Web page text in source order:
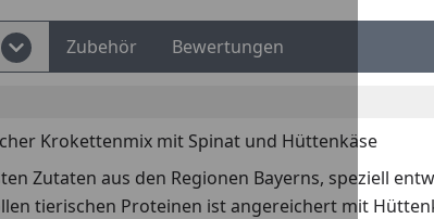
Zubehör Bewertungen
Krokettenmix mit Spinat und Hüttenkäse
Zutaten aus den Regionen Bayerns, speziell
tierischen Proteinen ist angereichert mit